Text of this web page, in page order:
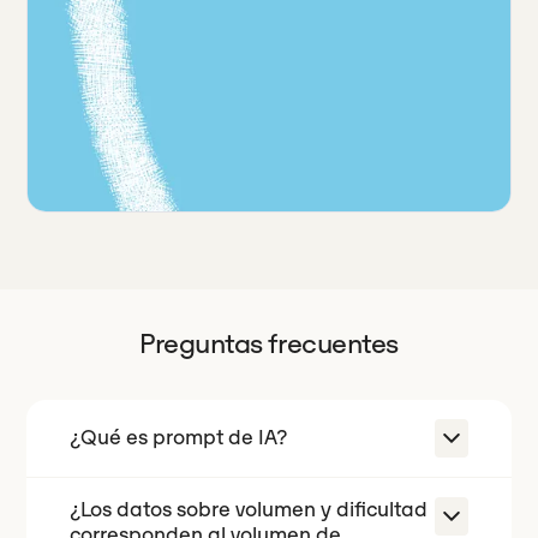
Preguntas frecuentes
¿Qué es prompt de IA?
prompt IA consiste en identificar las
¿Los datos sobre volumen y dificultad